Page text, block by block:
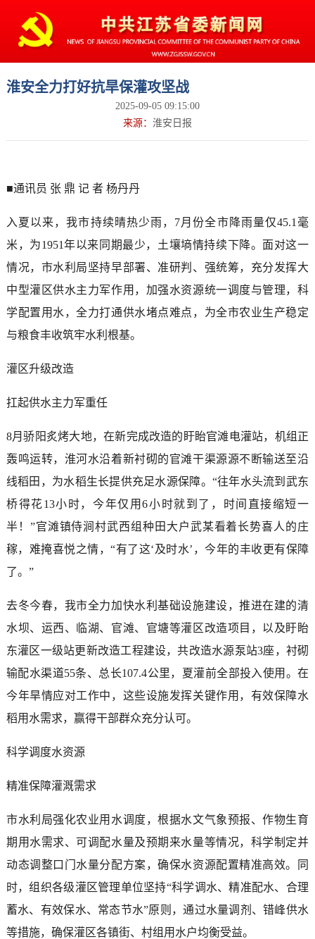
淮安全力打好抗旱保灌攻坚战
2025-09-05 09:15:00
来源： 淮安日报
■通讯员 张 鼎 记 者 杨丹丹
入夏以来，我市持续晴热少雨，7月份全市降雨量仅45.1毫
米，为1951年以来同期最少，土壤墒情持续下降。面对这一
情况，市水利局坚持早部署、准研判、强统筹，充分发挥大
中型灌区供水主力军作用，加强水资源统一调度与管理，科
学配置用水，全力打通供水堵点难点，为全市农业生产稳定
与粮食丰收筑牢水利根基。
灌区升级改造
扛起供水主力军重任
8月骄阳炙烤大地，在新完成改造的盱眙官滩电灌站，机组正
轰鸣运转，淮河水沿着新衬砌的官滩干渠源源不断输送至沿
线稻田，为水稻生长提供充足水源保障。“往年水头流到武东
桥得花13小时，今年仅用6小时就到了，时间直接缩短一
半！”官滩镇侍涧村武西组种田大户武某看着长势喜人的庄
稼，难掩喜悦之情，“有了这‘及时水’，今年的丰收更有保障
了。”
去冬今春，我市全力加快水利基础设施建设，推进在建的清
水坝、运西、临湖、官滩、官塘等灌区改造项目，以及盱眙
东灌区一级站更新改造工程建设，共改造水源泵站3座，衬砌
输配水渠道55条、总长107.4公里，夏灌前全部投入使用。在
今年旱情应对工作中，这些设施发挥关键作用，有效保障水
稻用水需求，赢得干部群众充分认可。
科学调度水资源
精准保障灌溉需求
市水利局强化农业用水调度，根据水文气象预报、作物生育
期用水需求、可调配水量及预期来水量等情况，科学制定并
动态调整口门水量分配方案，确保水资源配置精准高效。同
时，组织各级灌区管理单位坚持“科学调水、精准配水、合理
蓄水、有效保水、常态节水”原则，通过水量调剂、错峰供水
等措施，确保灌区各镇街、村组用水户均衡受益。